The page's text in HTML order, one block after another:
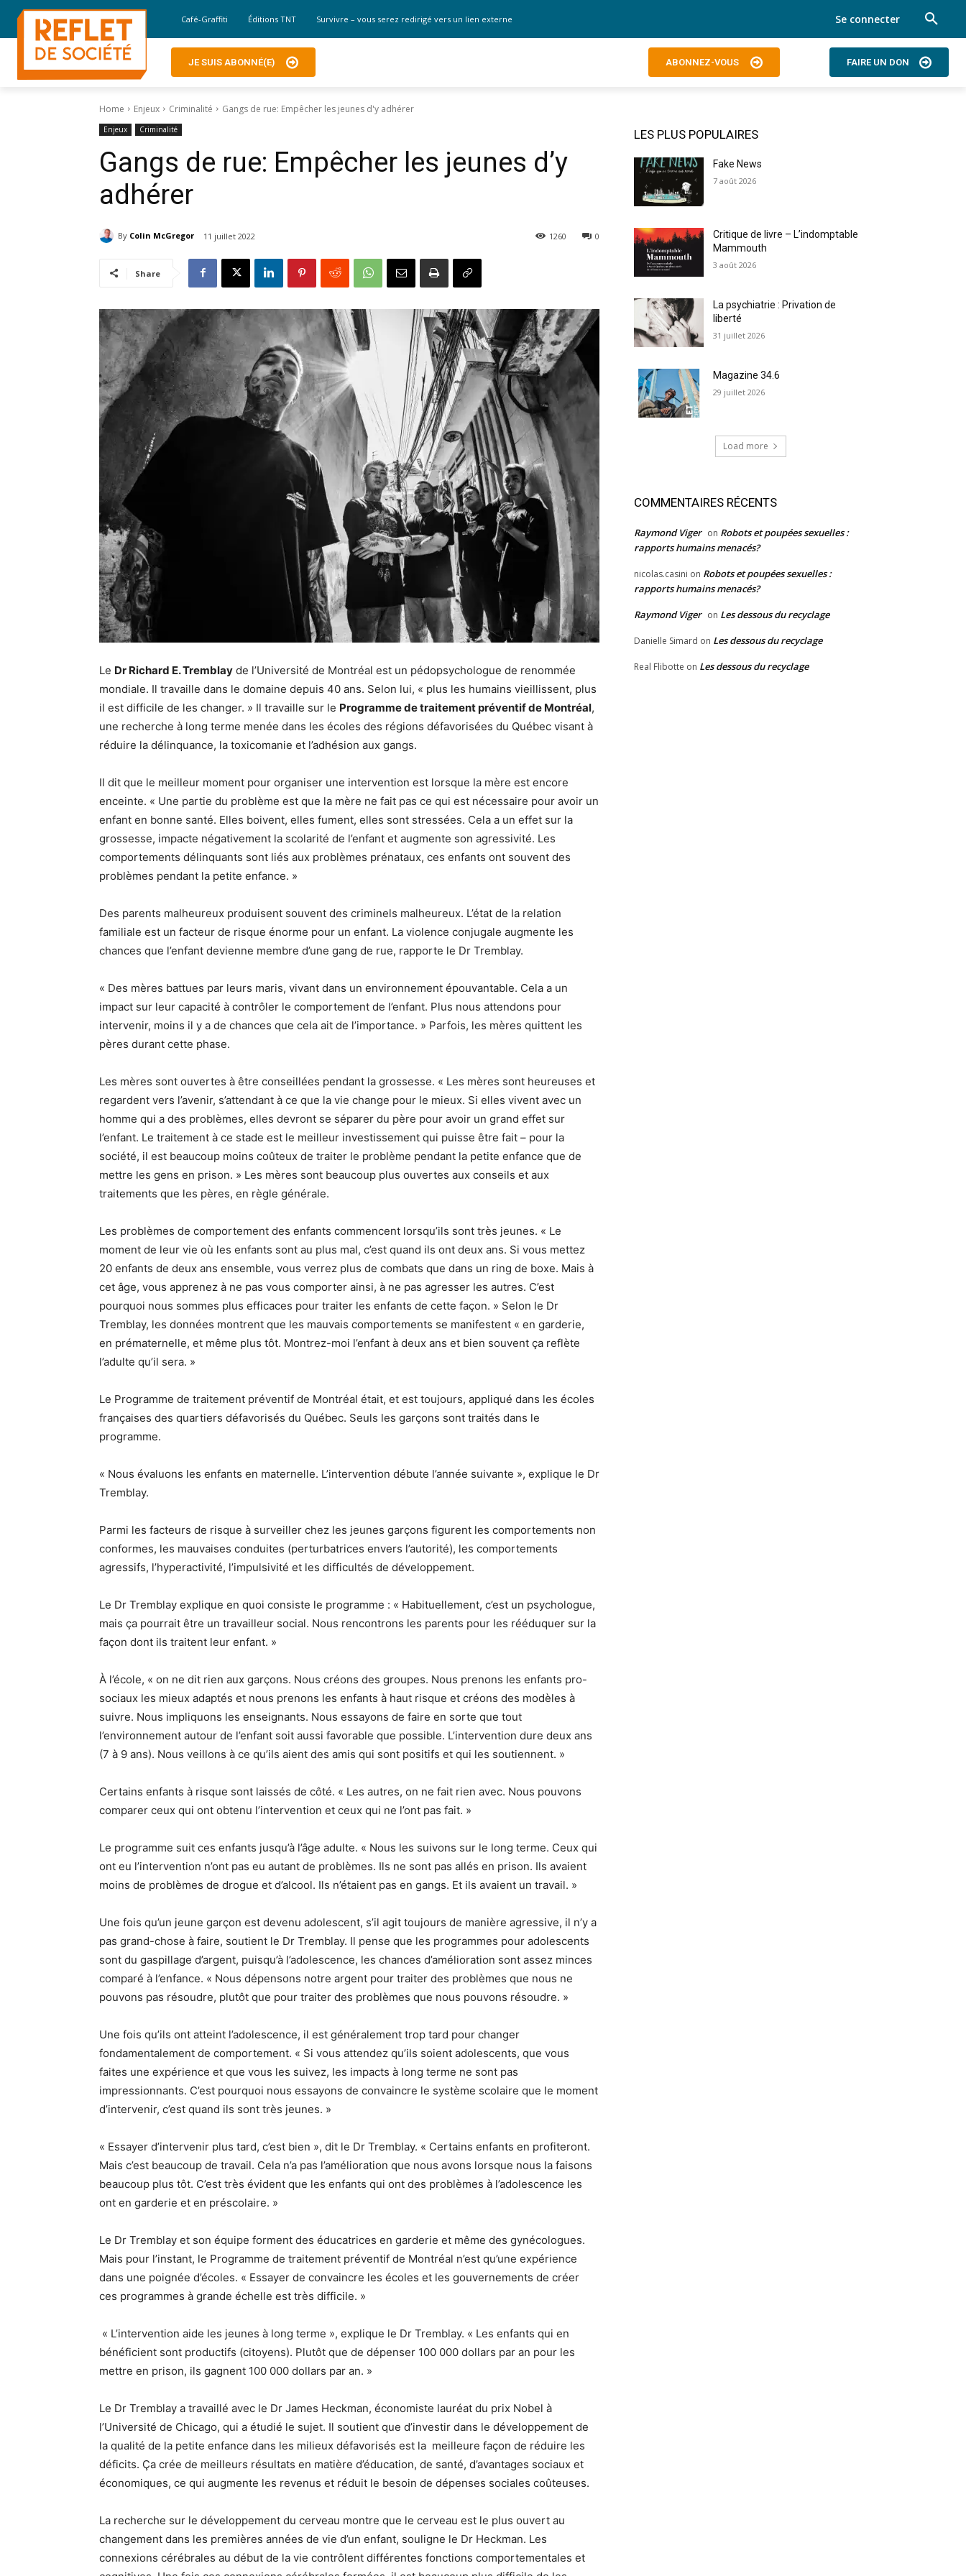
Café-Graffiti Éditions TNT Survivre – vous serez redirigé vers un lien externe Se connecter
JE SUIS ABONNÉ(E) ABONNEZ-VOUS FAIRE UN DON
Home Enjeux Criminalité Gangs de rue: Empêcher les jeunes d'y adhérer
Enjeux Criminalité
Gangs de rue: Empêcher les jeunes d’y
adhérer
By Colin McGregor 11 juillet 2022 0
1260
Share
Le Dr Richard E. Tremblay de l’Université de Montréal est un pédopsychologue de renommée
mondiale. Il travaille dans le domaine depuis 40 ans. Selon lui, « plus les humains vieillissent, plus
il est difficile de les changer. » Il travaille sur le Programme de traitement préventif de Montréal,
une recherche à long terme menée dans les écoles des régions défavorisées du Québec visant à
réduire la délinquance, la toxicomanie et l’adhésion aux gangs.
Il dit que le meilleur moment pour organiser une intervention est lorsque la mère est encore
enceinte. « Une partie du problème est que la mère ne fait pas ce qui est nécessaire pour avoir un
enfant en bonne santé. Elles boivent, elles fument, elles sont stressées. Cela a un effet sur la
grossesse, impacte négativement la scolarité de l’enfant et augmente son agressivité. Les
comportements délinquants sont liés aux problèmes prénataux, ces enfants ont souvent des
problèmes pendant la petite enfance. »
Des parents malheureux produisent souvent des criminels malheureux. L’état de la relation
familiale est un facteur de risque énorme pour un enfant. La violence conjugale augmente les
chances que l’enfant devienne membre d’une gang de rue, rapporte le Dr Tremblay.
« Des mères battues par leurs maris, vivant dans un environnement épouvantable. Cela a un
impact sur leur capacité à contrôler le comportement de l’enfant. Plus nous attendons pour
intervenir, moins il y a de chances que cela ait de l’importance. » Parfois, les mères quittent les
pères durant cette phase.
Les mères sont ouvertes à être conseillées pendant la grossesse. « Les mères sont heureuses et
regardent vers l’avenir, s’attendant à ce que la vie change pour le mieux. Si elles vivent avec un
homme qui a des problèmes, elles devront se séparer du père pour avoir un grand effet sur
l’enfant. Le traitement à ce stade est le meilleur investissement qui puisse être fait – pour la
société, il est beaucoup moins coûteux de traiter le problème pendant la petite enfance que de
mettre les gens en prison. » Les mères sont beaucoup plus ouvertes aux conseils et aux
traitements que les pères, en règle générale.
Les problèmes de comportement des enfants commencent lorsqu’ils sont très jeunes. « Le
moment de leur vie où les enfants sont au plus mal, c’est quand ils ont deux ans. Si vous mettez
20 enfants de deux ans ensemble, vous verrez plus de combats que dans un ring de boxe. Mais à
cet âge, vous apprenez à ne pas vous comporter ainsi, à ne pas agresser les autres. C’est
pourquoi nous sommes plus efficaces pour traiter les enfants de cette façon. » Selon le Dr
Tremblay, les données montrent que les mauvais comportements se manifestent « en garderie,
en prématernelle, et même plus tôt. Montrez-moi l’enfant à deux ans et bien souvent ça reflète
l’adulte qu’il sera. »
Le Programme de traitement préventif de Montréal était, et est toujours, appliqué dans les écoles
françaises des quartiers défavorisés du Québec. Seuls les garçons sont traités dans le
programme.
« Nous évaluons les enfants en maternelle. L’intervention débute l’année suivante », explique le Dr
Tremblay.
Parmi les facteurs de risque à surveiller chez les jeunes garçons figurent les comportements non
conformes, les mauvaises conduites (perturbatrices envers l’autorité), les comportements
agressifs, l’hyperactivité, l’impulsivité et les difficultés de développement.
Le Dr Tremblay explique en quoi consiste le programme : « Habituellement, c’est un psychologue,
mais ça pourrait être un travailleur social. Nous rencontrons les parents pour les rééduquer sur la
façon dont ils traitent leur enfant. »
À l’école, « on ne dit rien aux garçons. Nous créons des groupes. Nous prenons les enfants pro-
sociaux les mieux adaptés et nous prenons les enfants à haut risque et créons des modèles à
suivre. Nous impliquons les enseignants. Nous essayons de faire en sorte que tout
l’environnement autour de l’enfant soit aussi favorable que possible. L’intervention dure deux ans
(7 à 9 ans). Nous veillons à ce qu’ils aient des amis qui sont positifs et qui les soutiennent. »
Certains enfants à risque sont laissés de côté. « Les autres, on ne fait rien avec. Nous pouvons
comparer ceux qui ont obtenu l’intervention et ceux qui ne l’ont pas fait. »
Le programme suit ces enfants jusqu’à l’âge adulte. « Nous les suivons sur le long terme. Ceux qui
ont eu l’intervention n’ont pas eu autant de problèmes. Ils ne sont pas allés en prison. Ils avaient
moins de problèmes de drogue et d’alcool. Ils n’étaient pas en gangs. Et ils avaient un travail. »
Une fois qu’un jeune garçon est devenu adolescent, s’il agit toujours de manière agressive, il n’y a
pas grand-chose à faire, soutient le Dr Tremblay. Il pense que les programmes pour adolescents
sont du gaspillage d’argent, puisqu’à l’adolescence, les chances d’amélioration sont assez minces
comparé à l’enfance. « Nous dépensons notre argent pour traiter des problèmes que nous ne
pouvons pas résoudre, plutôt que pour traiter des problèmes que nous pouvons résoudre. »
Une fois qu’ils ont atteint l’adolescence, il est généralement trop tard pour changer
fondamentalement de comportement. « Si vous attendez qu’ils soient adolescents, que vous
faites une expérience et que vous les suivez, les impacts à long terme ne sont pas
impressionnants. C’est pourquoi nous essayons de convaincre le système scolaire que le moment
d’intervenir, c’est quand ils sont très jeunes. »
« Essayer d’intervenir plus tard, c’est bien », dit le Dr Tremblay. « Certains enfants en profiteront.
Mais c’est beaucoup de travail. Cela n’a pas l’amélioration que nous avons lorsque nous la faisons
beaucoup plus tôt. C’est très évident que les enfants qui ont des problèmes à l’adolescence les
ont en garderie et en préscolaire. »
Le Dr Tremblay et son équipe forment des éducatrices en garderie et même des gynécologues.
Mais pour l’instant, le Programme de traitement préventif de Montréal n’est qu’une expérience
dans une poignée d’écoles. « Essayer de convaincre les écoles et les gouvernements de créer
ces programmes à grande échelle est très difficile. »
« L’intervention aide les jeunes à long terme », explique le Dr Tremblay. « Les enfants qui en
bénéficient sont productifs (citoyens). Plutôt que de dépenser 100 000 dollars par an pour les
mettre en prison, ils gagnent 100 000 dollars par an. »
Le Dr Tremblay a travaillé avec le Dr James Heckman, économiste lauréat du prix Nobel à
l’Université de Chicago, qui a étudié le sujet. Il soutient que d’investir dans le développement de
la qualité de la petite enfance dans les milieux défavorisés est la meilleure façon de réduire les
déficits. Ça crée de meilleurs résultats en matière d’éducation, de santé, d’avantages sociaux et
économiques, ce qui augmente les revenus et réduit le besoin de dépenses sociales coûteuses.
La recherche sur le développement du cerveau montre que le cerveau est le plus ouvert au
changement dans les premières années de vie d’un enfant, souligne le Dr Heckman. Les
connexions cérébrales au début de la vie contrôlent différentes fonctions comportementales et
LES PLUS POPULAIRES
Fake News
7 août 2026
Critique de livre – L’indomptable
Mammouth
3 août 2026
La psychiatrie : Privation de
liberté
31 juillet 2026
Magazine 34.6
29 juillet 2026
Load more
COMMENTAIRES RÉCENTS
Raymond Viger on Robots et poupées sexuelles :
rapports humains menacés?
nicolas.casini on Robots et poupées sexuelles :
rapports humains menacés?
Raymond Viger on Les dessous du recyclage
Danielle Simard on Les dessous du recyclage
Real Flibotte on Les dessous du recyclage